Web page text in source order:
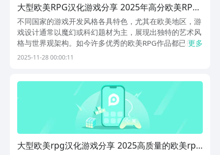
大型欧美RPG汉化游戏分享 2025年高分欧美RPG
汉化游戏精选
不同国家的游戏开发风格各具特色，尤其在欧美地区，游
戏设计通常以魔幻或科幻题材为主，展现出独特的艺术风
格与世界观架构。如今许多优秀的欧美RPG作品都已推出
汉化版本，让中文玩家能够无障碍地沉浸其中，享受原汁
更多
2025-11-28 00:00:11
大型欧美rpg汉化游戏分享 2025高质量的欧美rpg